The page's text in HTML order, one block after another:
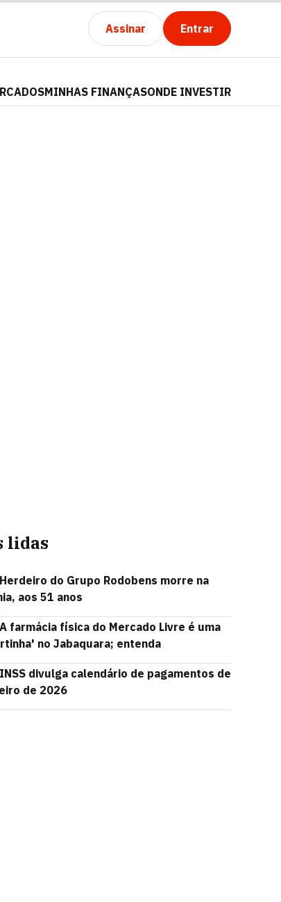
Assinar Entrar
MINHAS FINANÇASONDE INVESTIR
lidas
Herdeiro do Grupo Rodobens morre na
aos 51 anos
A farmácia física do Mercado Livre é uma
no Jabaquara; entenda
INSS divulga calendário de pagamentos de
de 2026